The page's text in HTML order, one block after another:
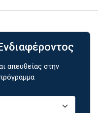
απευθείας στην